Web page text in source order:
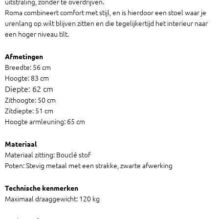
Roma combineert comfort met stijl, en is hierdoor een stoel waar je
urenlang op wilt blijven zitten en die tegelijkertijd het interieur naar
een hoger niveau tilt.
Afmetingen
Breedte: 56 cm
Hoogte: 83 cm
Diepte: 62 cm
Zithoogte: 50 cm
Zitdiepte: 51 cm
Hoogte armleuning: 65 cm
Materiaal
Materiaal zitting: Bouclé stof
Poten: Stevig metaal met een strakke, zwarte afwerking
Technische kenmerken
Maximaal draaggewicht: 120 kg